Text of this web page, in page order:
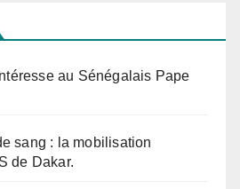
au Sénégalais Pape
sang : la mobilisation
de Dakar.